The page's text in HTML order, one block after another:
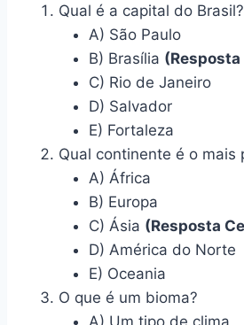
Qual é a capital do Brasil?
A) São Paulo
B) Brasília
C) Rio de Janeiro
D) Salvador
E) Fortaleza
Qual continente é o mais
A) África
B) Europa
C) Ásia (Resposta
D) América do Norte
E) Oceania
O que é um bioma?
A) Um tipo de clima